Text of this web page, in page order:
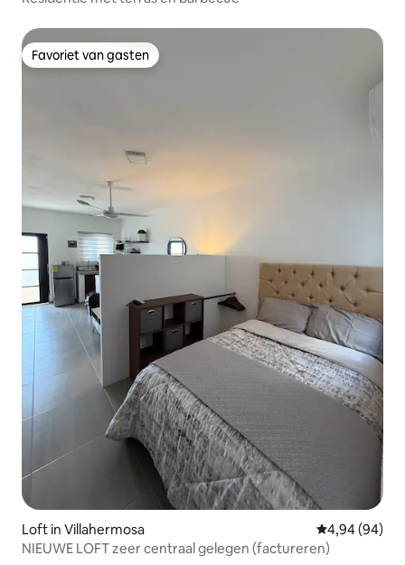
Favoriet van gasten
Favoriet van gasten
Loft in Villahermosa Gemiddelde
4,94 (94)
NIEUWE LOFT zeer centraal gelegen (factureren)